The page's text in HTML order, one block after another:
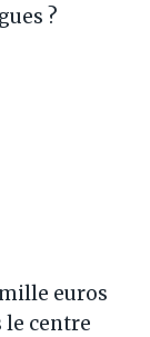
?
euros
le centre